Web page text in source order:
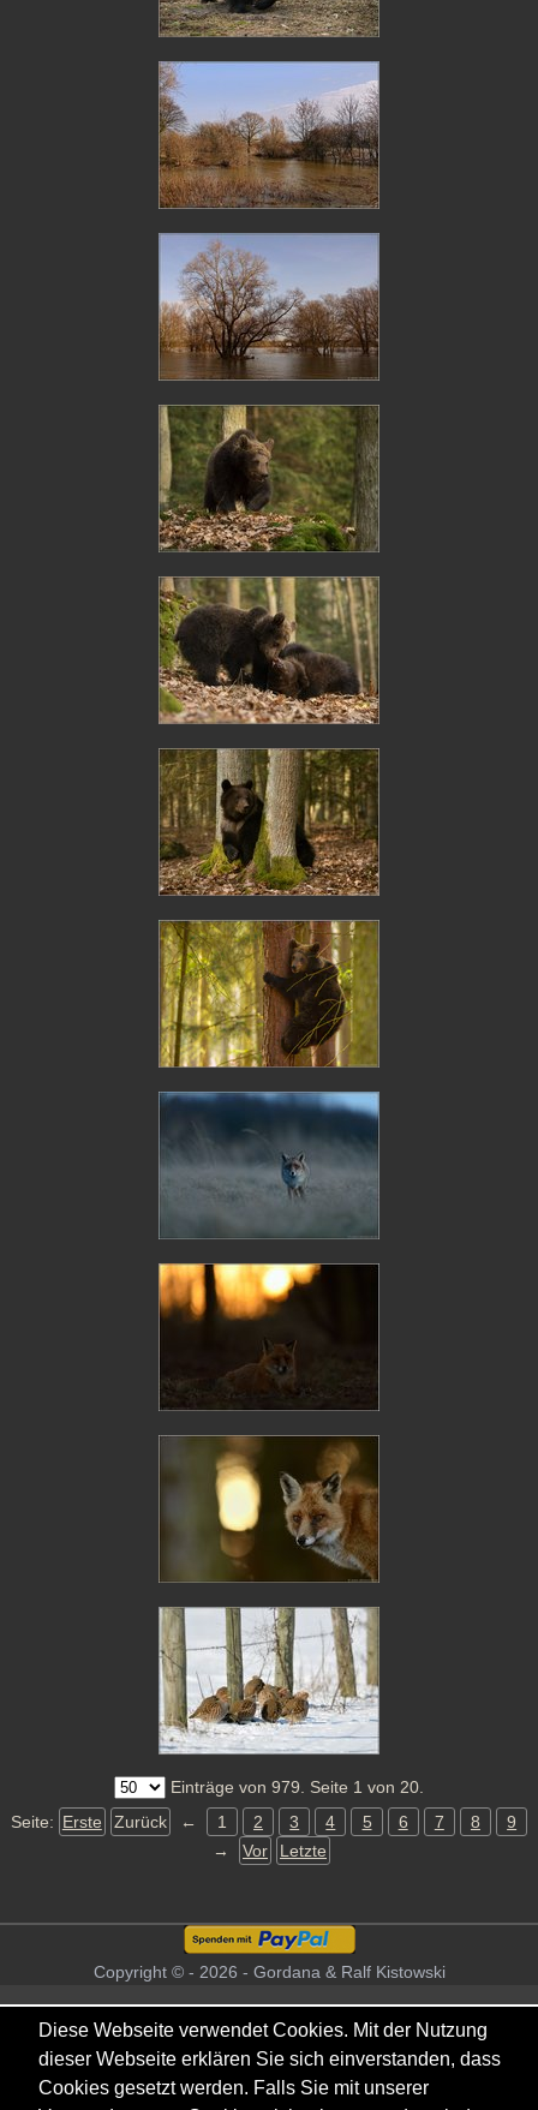
Einträge von 979. Seite 1 von 20.
Seite: Erste Zurück ← 1 2 3 4 5 6 7 8
9
→
Vor Letzte
Copyright © - 2026 - Gordana & Ralf Kistowski
Diese Webseite verwendet Cookies. Mit der Nutzung
dieser Webseite erklären Sie sich einverstanden, dass
Cookies gesetzt werden. Falls Sie mit unserer